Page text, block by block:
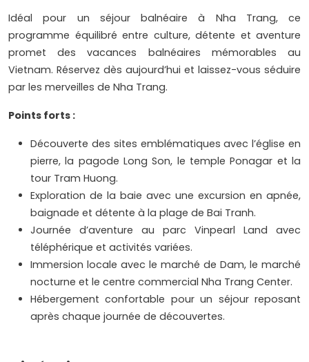
Idéal pour un séjour balnéaire à Nha Trang, ce
programme équilibré entre culture, détente et aventure
promet des vacances balnéaires mémorables au
Vietnam. Réservez dès aujourd’hui et laissez-vous séduire
par les merveilles de Nha Trang.
Points forts :
Découverte des sites emblématiques avec l’église en
pierre, la pagode Long Son, le temple Ponagar et la
tour Tram Huong.
Exploration de la baie avec une excursion en apnée,
baignade et détente à la plage de Bai Tranh.
Journée d’aventure au parc Vinpearl Land avec
téléphérique et activités variées.
Immersion locale avec le marché de Dam, le marché
nocturne et le centre commercial Nha Trang Center.
Hébergement confortable pour un séjour reposant
après chaque journée de découvertes.